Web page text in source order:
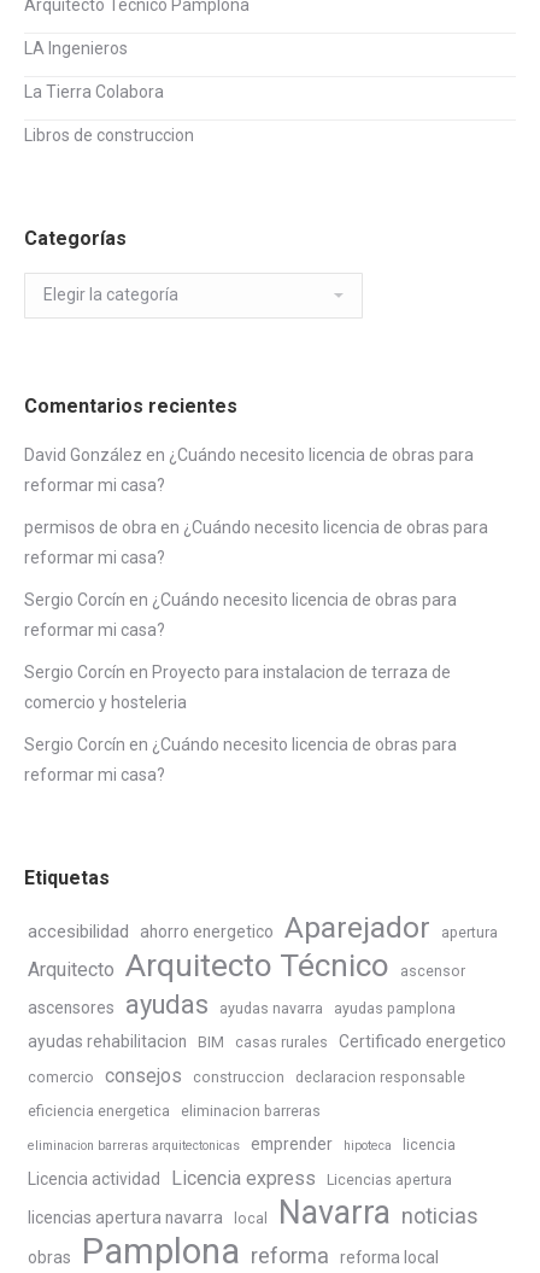
Arquitecto Técnico Pamplona
LA Ingenieros
La Tierra Colabora
Libros de construccion
Categorías
Categorías
Comentarios recientes
David González en ¿Cuándo necesito licencia de obras para
reformar mi casa?
permisos de obra en ¿Cuándo necesito licencia de obras para
reformar mi casa?
Sergio Corcín en ¿Cuándo necesito licencia de obras para
reformar mi casa?
Sergio Corcín en Proyecto para instalacion de terraza de
comercio y hosteleria
Sergio Corcín en ¿Cuándo necesito licencia de obras para
reformar mi casa?
Etiquetas
accesibilidad ahorro energetico Aparejador apertura
Arquitecto Arquitecto Técnico ascensor
ascensores ayudas ayudas navarra ayudas pamplona
ayudas rehabilitacion BIM casas rurales Certificado energetico
comercio consejos construccion
declaracion responsable
eficiencia energetica
eliminacion barreras
eliminacion barreras arquitectonicas emprender hipoteca licencia
Licencia actividad Licencia express Licencias apertura
licencias apertura navarra local Navarra noticias
obras Pamplona reforma reforma local